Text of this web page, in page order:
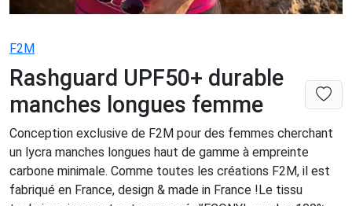
F2M
Rashguard UPF50+ durable
manches longues femme
Conception exclusive de F2M pour des femmes cherchant
un lycra manches longues haut de gamme à empreinte
carbone minimale. Comme toutes les créations F2M, il est
fabriqué en France, design & made in France !Le tissu